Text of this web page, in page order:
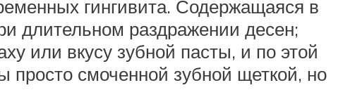
гингивита. Содержащаяся в
длительном раздражении десен;
или вкусу зубной пасты, и по этой
просто смоченной зубной щеткой, но